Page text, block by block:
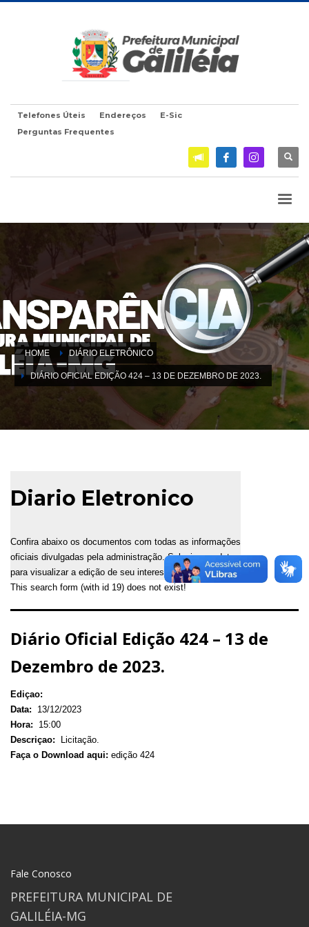
Telefones Úteis Endereços
E-Sic
Perguntas Frequentes
HOME DIÁRIO ELETRÔNICO
DIÁRIO OFICIAL EDIÇÃO 424 – 13 DE DEZEMBRO DE 2023.
Diario Eletronico
Confira abaixo os documentos com todas as informações
oficiais divulgadas pela administração. Selecione a data
para visualizar a edição de seu interesse.
This search form (with id 19) does not exist!
Diário Oficial Edição 424 – 13 de
Dezembro de 2023.
Ediçao:
Data:
13/12/2023
Hora:
15:00
Descriçao:
Licitação.
Faça o Download aqui: edição 424
Fale Conosco
PREFEITURA MUNICIPAL DE
GALILÉIA-MG